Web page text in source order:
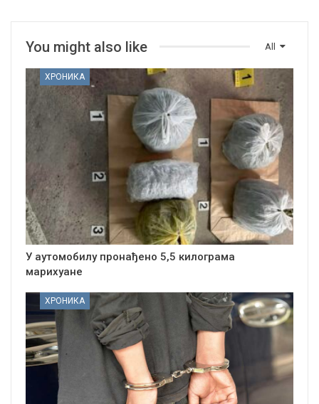
All
You might also like
ХРОНИКА
У аутомобилу пронађено 5,5 килограма
марихуане
ХРОНИКА